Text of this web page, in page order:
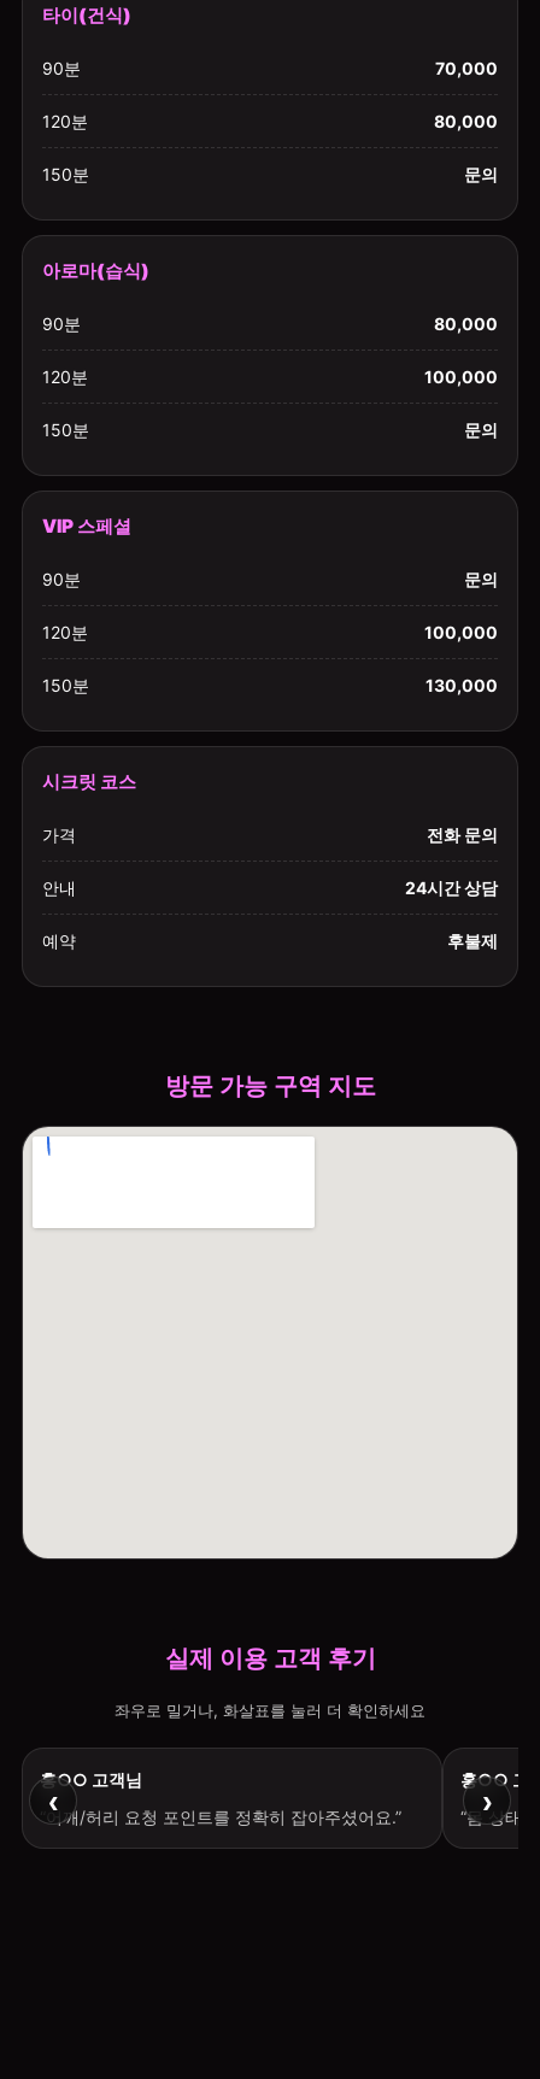
타이(건식)
90분 70,000
120분 80,000
150분 문의
아로마(습식)
90분 80,000
120분 100,000
150분 문의
VIP 스페셜
90분 문의
120분 100,000
150분 130,000
시크릿 코스
가격 전화 문의
안내 24시간 상담
예약 후불제
방문 가능 구역 지도
실제 이용 고객 후기
좌우로 밀거나, 화살표를 눌러 더 확인하세요
‹
홍○○ 고객님
“어깨/허리 요청 포인트를 정확히 잡아주셨어요.”
홍○○ 고
“몸 상태
›